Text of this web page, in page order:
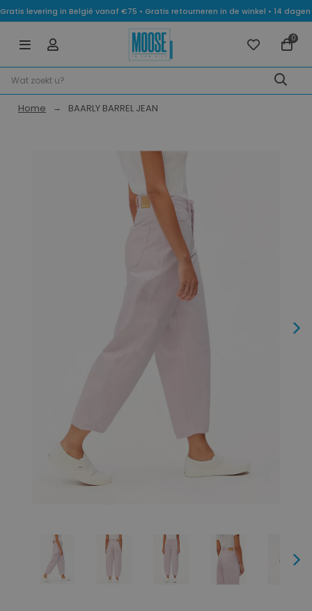
Gratis levering in België vanaf €75 • Gratis retourneren in de winkel • 14
0
Home BAARLY BARREL JEAN
Next
Next